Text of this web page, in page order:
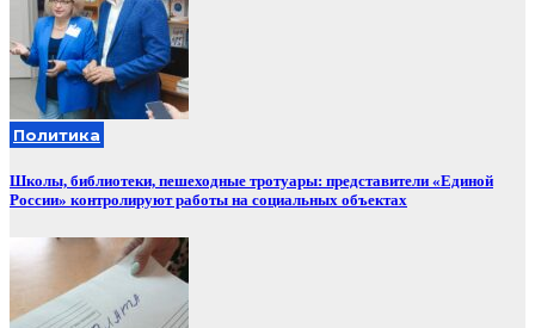
Политика
Школы, библиотеки, пешеходные тротуары: представители «Единой
России» контролируют работы на социальных объектах